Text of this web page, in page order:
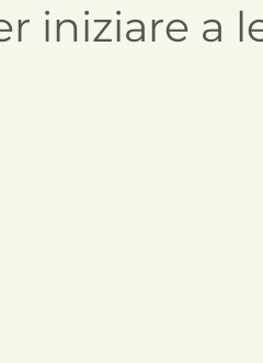
iniziare a